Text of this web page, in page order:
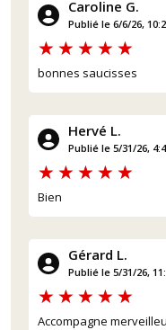
(1
Caroline G.
Publié le 6/6/26,
bonnes saucisses
Hervé L.
Publié le 5/31/26,
Bien
Gérard L.
Publié le 5/31/26,
Accompagne